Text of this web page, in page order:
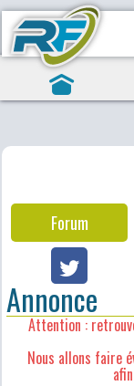
Forum
Annonce
Attention :
Nous allons faire